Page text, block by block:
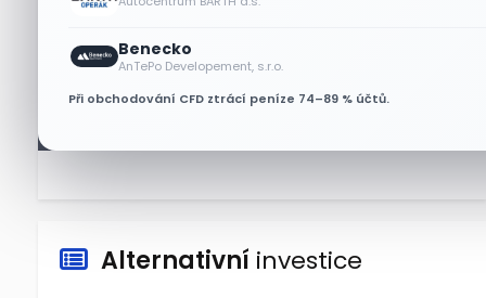
Benecko
AnTePo Developement, s.r.o.
Při obchodování CFD ztrácí peníze 74–89 % účtů.
Micron posílil o 7,6 % a zvýšil
podíl na trhu DRAM
Alternativní investice